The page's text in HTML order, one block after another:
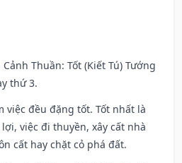
Thuần: Tốt (Kiết Tú) Tướng
thứ 3.
việc đều đặng tốt. Tốt nhất là
việc đi thuyền, xây cất nhà
cất hay chặt cỏ phá đất.